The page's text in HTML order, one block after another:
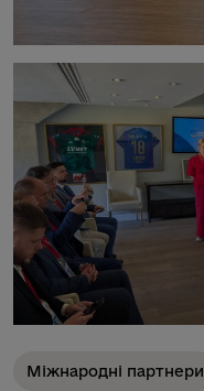
Міжнародні партнери